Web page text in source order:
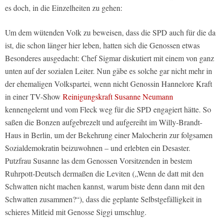
es doch, in die Einzelheiten zu gehen:
Um dem wütenden Volk zu beweisen, dass die SPD auch für die da
ist, die schon länger hier leben, hatten sich die Genossen etwas
Besonderes ausgedacht: Chef Sigmar diskutiert mit einem von ganz
unten auf der sozialen Leiter. Nun gäbe es solche gar nicht mehr in
der ehemaligen Volkspartei, wenn nicht Genossin Hannelore Kraft
in einer TV-Show Reinigungskraft Susanne Neumann
kennengelernt und vom Fleck weg für die SPD engagiert hätte. So
saßen die Bonzen aufgebrezelt und aufgereiht im Willy-Brandt-
Haus in Berlin, um der Bekehrung einer Malocherin zur folgsamen
Sozialdemokratin beizuwohnen – und erlebten ein Desaster.
Putzfrau Susanne las dem Genossen Vorsitzenden in bestem
Ruhrpott-Deutsch dermaßen die Leviten („Wenn de datt mit den
Schwatten nicht machen kannst, warum biste denn dann mit den
Schwatten zusammen?“), dass die geplante Selbstgefälligkeit in
schieres Mitleid mit Genosse Siggi umschlug.